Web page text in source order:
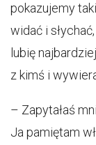
pokazujemy
widać i
lubię
z kimś i
– Zapytałaś
Ja pamiętam